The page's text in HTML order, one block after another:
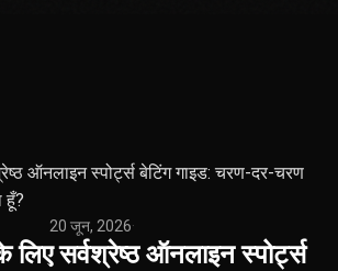
ऑनलाइन स्पोर्ट्स बेटिंग गाइड: चरण-दर-चरण
हूँ?
20 जून, 2026·
लिए सर्वश्रेष्ठ ऑनलाइन स्पोर्ट्स